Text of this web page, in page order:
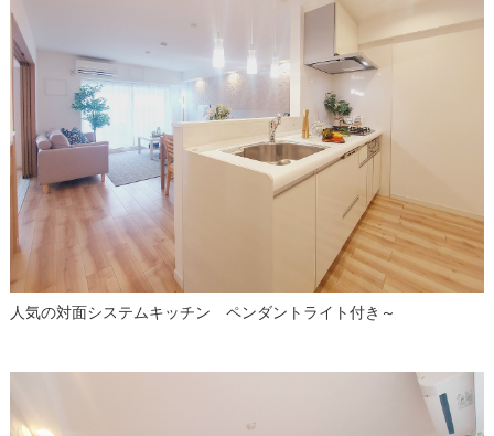
人気の対面システムキッチン ペンダントライト付き～